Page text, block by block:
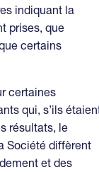
indiquant la
prises, que
certains
certaines
qui, s’ils
résultats, le
Société diffèrent
et des